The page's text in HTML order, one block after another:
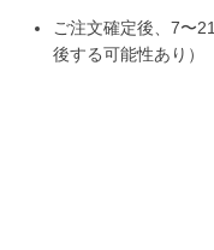
ご注文確定後、7〜
後する可能性あり）